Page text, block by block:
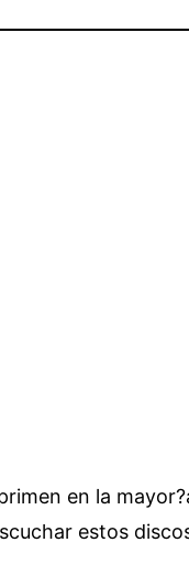
en la
estos